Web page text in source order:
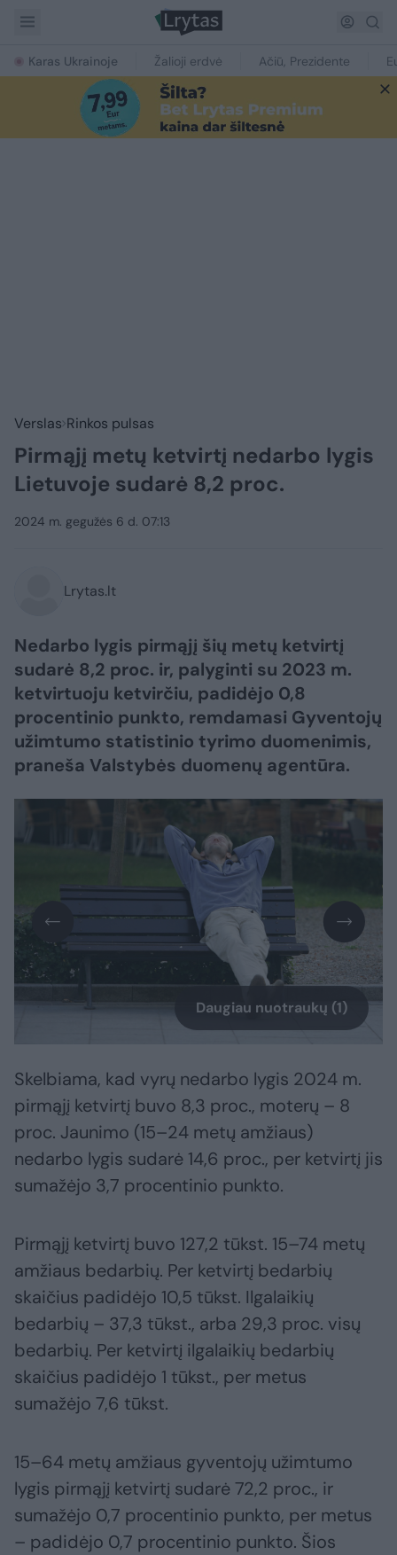
Karas Ukrainoje Žalioji erdvė Ačiū, Prezidente
Verslas Rinkos pulsas
Pirmąjį metų ketvirtį nedarbo lygis
Lietuvoje sudarė 8,2 proc.
2024 m. gegužės 6 d. 07:13
Lrytas.lt
Nedarbo lygis pirmąjį šių metų ketvirtį
sudarė 8,2 proc. ir, palyginti su 2023 m.
ketvirtuoju ketvirčiu, padidėjo 0,8
procentinio punkto, remdamasi Gyventojų
užimtumo statistinio tyrimo duomenimis,
praneša Valstybės duomenų agentūra.
Daugiau nuotraukų (1)
Skelbiama, kad vyrų nedarbo lygis 2024 m.
pirmąjį ketvirtį buvo 8,3 proc., moterų – 8
proc. Jaunimo (15–24 metų amžiaus)
nedarbo lygis sudarė 14,6 proc., per ketvirtį jis
sumažėjo 3,7 procentinio punkto.
Pirmąjį ketvirtį buvo 127,2 tūkst. 15–74 metų
amžiaus bedarbių. Per ketvirtį bedarbių
skaičius padidėjo 10,5 tūkst. Ilgalaikių
bedarbių – 37,3 tūkst., arba 29,3 proc. visų
bedarbių. Per ketvirtį ilgalaikių bedarbių
skaičius padidėjo 1 tūkst., per metus
sumažėjo 7,6 tūkst.
15–64 metų amžiaus gyventojų užimtumo
lygis pirmąjį ketvirtį sudarė 72,2 proc., ir
sumažėjo 0,7 procentinio punkto, per metus
– padidėjo 0,7 procentinio punkto. Šios